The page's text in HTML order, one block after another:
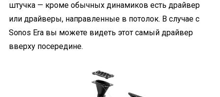
штучка — кроме обычных динамиков есть драйвер
или драйверы, направленные в потолок. В случае с
Sonos Era вы можете видеть этот самый драйвер
вверху посередине.